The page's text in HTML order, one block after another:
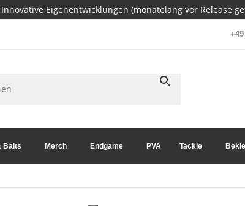
Innovative Eigenentwicklungen (monatelang vor Release
Baits Merch Endgame PVA Tackle